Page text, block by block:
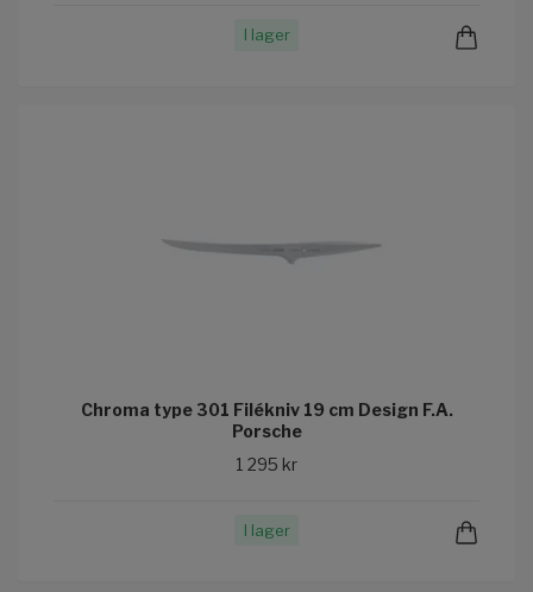
I lager
Chroma type 301 Filékniv 19 cm Design F.A.
Porsche
1 295 kr
I lager